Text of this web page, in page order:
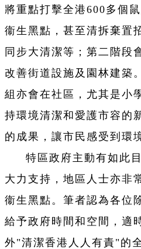
將重點打擊全港600多個
衞生黑點，甚至清拆棄置
同步大清潔等；第二階段
改善街道設施及園林建築
組亦會在社區，尤其是小
持環境清潔和愛護市容的
的成果，讓市民感受到環
特區政府主動有如此
大力支持，地區人士亦非
衞生黑點。筆者認為各位
給予政府時間和空間，適
外"清潔香港人人有責"的